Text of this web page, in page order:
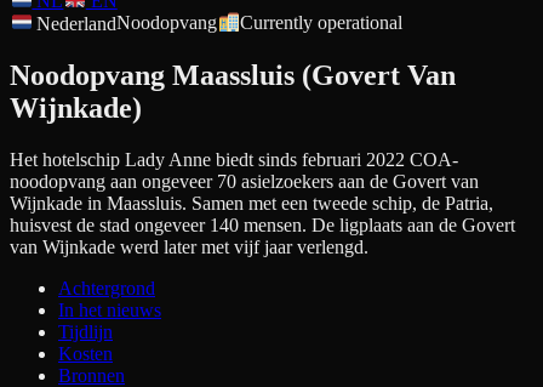
NederlandNoodopvang Currently operational
Noodopvang Maassluis (Govert Van
Wijnkade)
Het hotelschip Lady Anne biedt sinds februari 2022 COA-
noodopvang aan ongeveer 70 asielzoekers aan de Govert van
Wijnkade in Maassluis. Samen met een tweede schip, de Patria,
huisvest de stad ongeveer 140 mensen. De ligplaats aan de Govert
van Wijnkade werd later met vijf jaar verlengd.
Achtergrond
In het nieuws
Tijdlijn
Kosten
Bronnen